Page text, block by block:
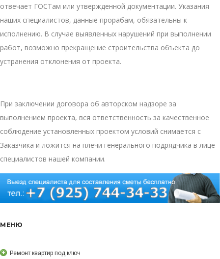
отвечает ГОСТам или утвержденной документации. Указания
наших специалистов, данные прорабам, обязательны к
исполнению. В случае выявленных нарушений при выполнении
работ, возможно прекращение строительства объекта до
устранения отклонения от проекта.
При заключении договора об авторском надзоре за
выполнением проекта, вся ответственность за качественное
соблюдение установленных проектом условий снимается с
Заказчика и ложится на плечи генерального подрядчика в лице
специалистов нашей компании.
МЕНЮ
Ремонт квартир под ключ